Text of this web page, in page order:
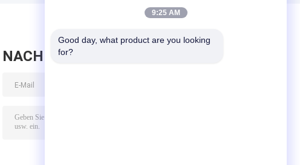
NACHRICHT HINTERLASSEN
9:25 AM
Good day, what product are you looking
for?